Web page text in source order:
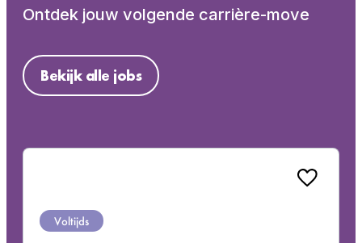
Ontdek jouw volgende carrière-move
Bekijk alle jobs
Voltijds